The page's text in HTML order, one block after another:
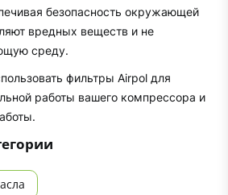
безопасность окружающей
вредных веществ и не
среду.
фильтры Airpol для
работы вашего компрессора и